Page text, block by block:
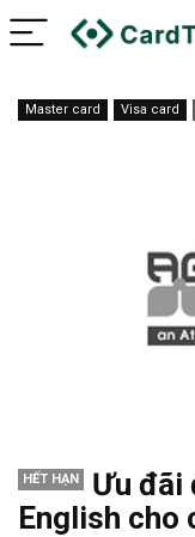
Master card Visa card
HẾT HẠN
Ưu đãi
English cho